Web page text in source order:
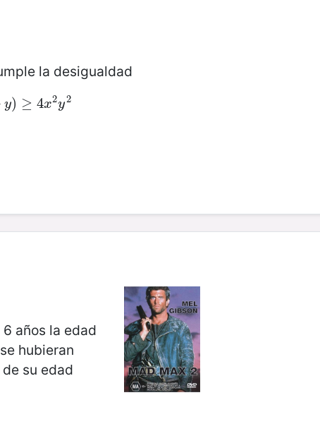
la desigualdad
y) ≥ 4x2y2
)≥ 4x2y2
6 años la edad
hubieran
su edad